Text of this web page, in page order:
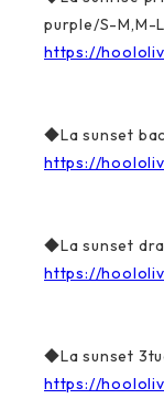
purple/S-M,M-
https://
◆La sunset
https://
◆La sunset
https://
◆La sunset
https://